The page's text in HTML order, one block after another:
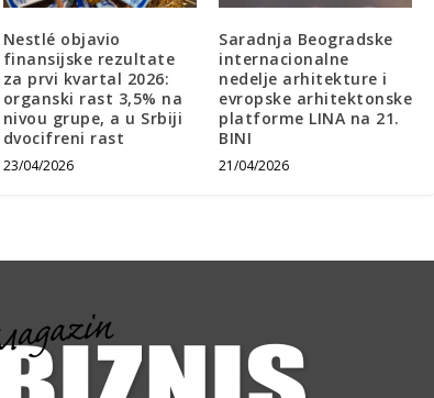
Nestlé objavio
finansijske rezultate
za prvi kvartal 2026:
organski rast 3,5% na
nivou grupe, a u Srbiji
dvocifreni rast
23/04/2026
Saradnja Beogradske
internacionalne
nedelje arhitekture i
evropske arhitektonske
platforme LINA na 21.
BINI
21/04/2026